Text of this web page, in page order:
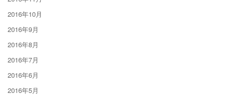
2016年10月
2016年9月
2016年8月
2016年7月
2016年6月
2016年5月